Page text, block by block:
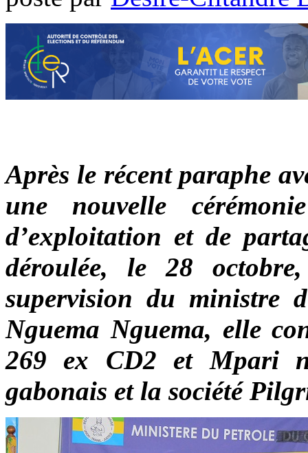
Après le récent paraphe
une nouvelle
d’exploitation et de
déroulée, le 28
supervision du ministre
Nguema Nguema, elle
269 ex CD2 et Mpari
gabonais et la société